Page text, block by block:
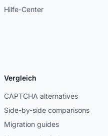
Hilfe-Center
Vergleich
CAPTCHA alternatives
Side-by-side comparisons
Migration guides